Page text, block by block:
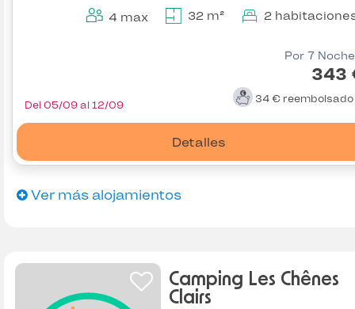
4 max 32 m² 2
Por 7
343
34 € reembolsado
Detalles
Del 05/09 al 12/09
Ver más alojamientos
Camping Les Chênes
Clairs